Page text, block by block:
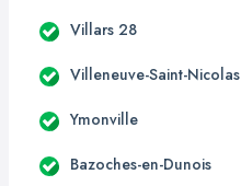
Villars 28
Villeneuve-Saint-Nicolas
Ymonville
Bazoches-en-Dunois